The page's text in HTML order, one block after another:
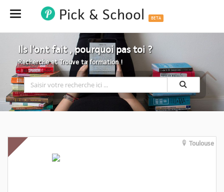
Hide Pick & School BETA
Ils l'ont fait , pourquoi pas toi ?
Recherche et Trouve ta formation !
Toulouse